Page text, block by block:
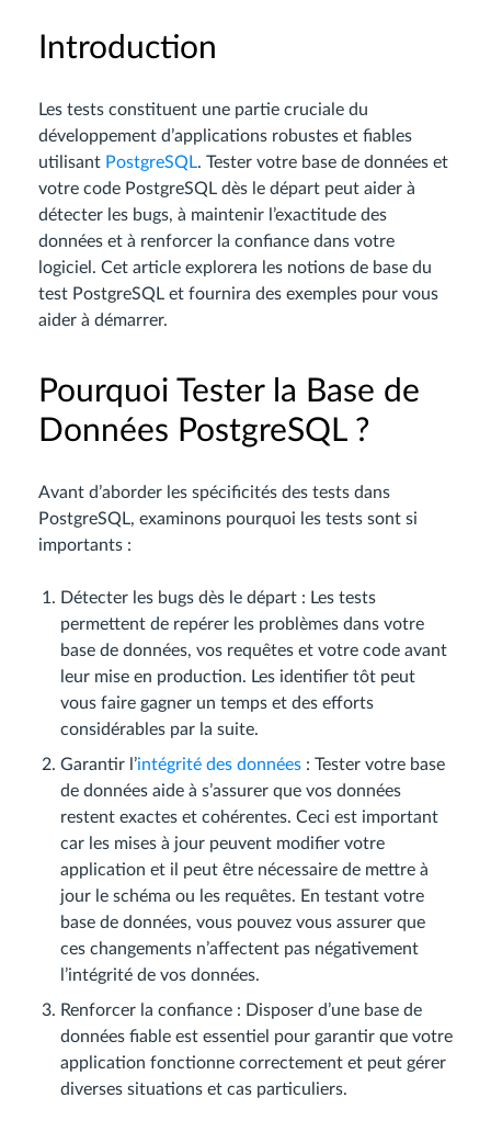
Introduction
Les tests constituent une partie cruciale du
développement d’applications robustes et fiables
utilisant PostgreSQL. Tester votre base de données et
votre code PostgreSQL dès le départ peut aider à
détecter les bugs, à maintenir l’exactitude des
données et à renforcer la confiance dans votre
logiciel. Cet article explorera les notions de base du
test PostgreSQL et fournira des exemples pour vous
aider à démarrer.
Pourquoi Tester la Base de
Données PostgreSQL ?
Avant d’aborder les spécificités des tests dans
PostgreSQL, examinons pourquoi les tests sont si
importants :
Détecter les bugs dès le départ : Les tests
permettent de repérer les problèmes dans votre
base de données, vos requêtes et votre code avant
leur mise en production. Les identifier tôt peut
vous faire gagner un temps et des efforts
considérables par la suite.
Garantir l’intégrité des données : Tester votre base
de données aide à s’assurer que vos données
restent exactes et cohérentes. Ceci est important
car les mises à jour peuvent modifier votre
application et il peut être nécessaire de mettre à
jour le schéma ou les requêtes. En testant votre
base de données, vous pouvez vous assurer que
ces changements n’affectent pas négativement
l’intégrité de vos données.
Renforcer la confiance : Disposer d’une base de
données fiable est essentiel pour garantir que votre
application fonctionne correctement et peut gérer
diverses situations et cas particuliers.